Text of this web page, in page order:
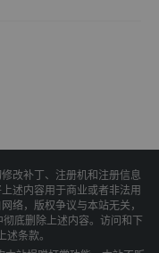
改补丁、注册机和注册信息
述内容用于商业或者非法用
络，版权争议与本站无关，
底删除上述内容。访问和下
条款。